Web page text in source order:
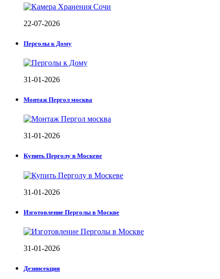
22-07-2026
Перголы к Дому
31-01-2026
Монтаж Пергол москва
31-01-2026
Купить Перголу в Москеве
31-01-2026
Изготовление Перголы в Москве
31-01-2026
Дезинсекция